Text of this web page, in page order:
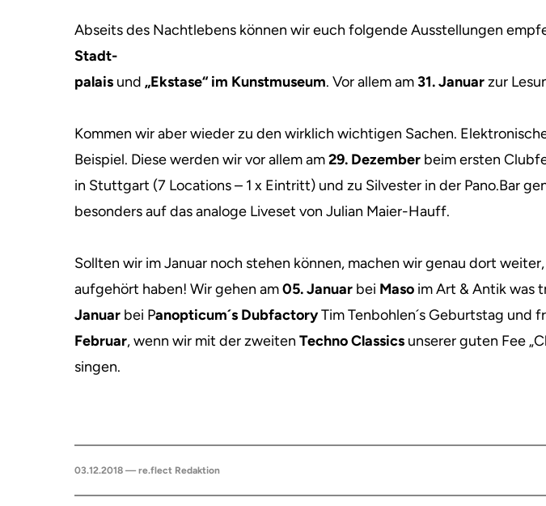
Abseits des Nachtlebens können wir euch folgende Ausstellungen
Stadt-
palais und „Ekstase“ im Kunstmuseum. Vor allem am31. Januarzur
Kommen wir aber wieder zu den wirklich wichtigen Sachen.
Beispiel. Diese werden wir vor allem am29. Dezember beim ersten
in Stuttgart (7 Locations – 1 x Eintritt) und zu Silvester in der Pano.Bar
besonders auf das analoge Liveset von Julian Maier-Hauff.
Sollten wir im Januar noch stehen können, machen wir genau dort
aufgehört haben! Wir gehen am05. Januar bei Maso im Art & Antik was
Januar bei Panopticum´s DubfactoryTim Tenbohlen´s Geburtstag und
Februar, wenn wir mit der zweiten Techno Classics unserer guten Fee
singen.
03.12.2018 — re.flect Redaktion